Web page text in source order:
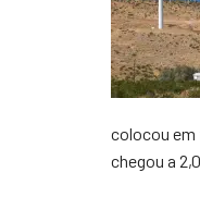
colocou em
chegou a